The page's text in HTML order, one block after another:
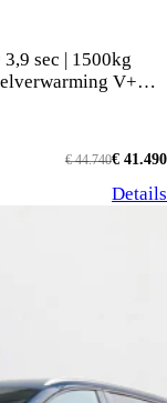
sec | 1500kg
V+A |
€ 41.490
€ 44.740
Details